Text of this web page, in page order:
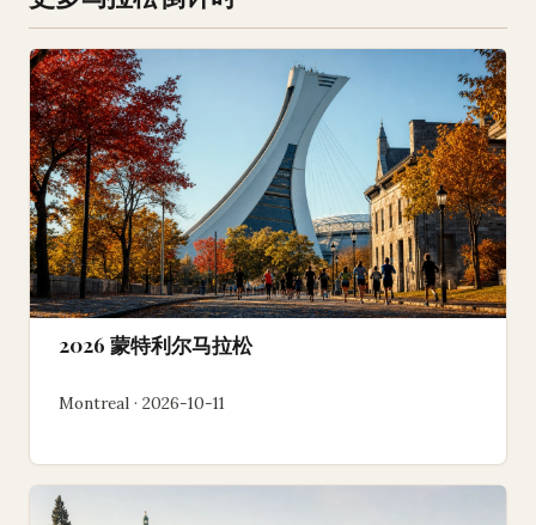
2026 蒙特利尔马拉松
Montreal · 2026-10-11